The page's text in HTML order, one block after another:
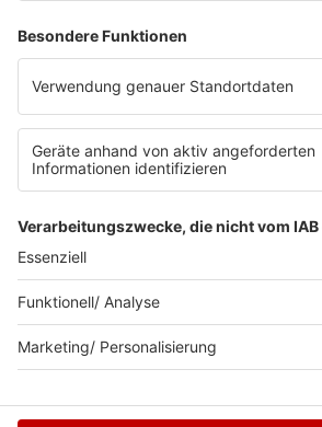
Datenschutz
Datenschutzeinstellungen
Teilnahmebedingungen
RADIO BOB! auf radioplayer.de
Partner
Wacken Radio by RADIO BOB!
WERBUNG SCHALTEN
© RADIO BOB GmbH & Co. KG